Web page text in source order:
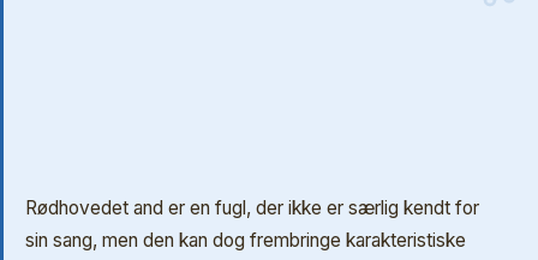
Rødhovedet and er en fugl, der ikke er særlig kendt for
sin sang, men den kan dog frembringe karakteristiske